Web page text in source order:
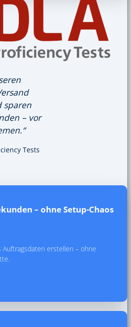
sparen
– vor
Tests
– ohne Setup-Chaos
Auftragsdaten erstellen – ohne